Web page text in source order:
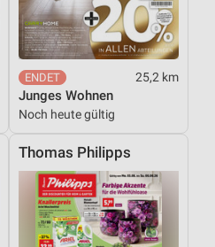
25,2 km
Junges Wohnen
Noch heute gültig
Thomas Philipps